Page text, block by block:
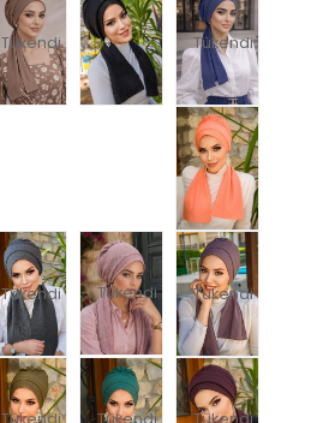
Tükendi Tükendi
Tükendi Tükendi Tükendi